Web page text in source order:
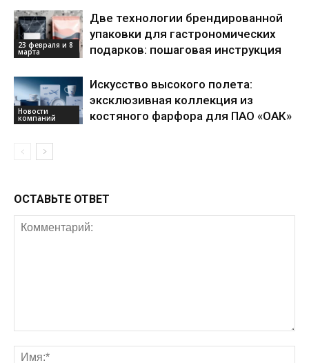
23 февраля и 8
марта
Две технологии брендированной
упаковки для гастрономических
подарков: пошаговая инструкция
Новости
компаний
Искусство высокого полета:
эксклюзивная коллекция из
костяного фарфора для ПАО «ОАК»
ОСТАВЬТЕ ОТВЕТ